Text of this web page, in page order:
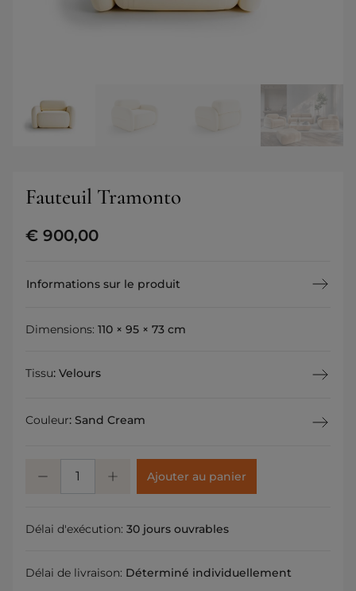
Fauteuil Tramonto
€ 900,00
Informations sur le produit
Dimensions: 110 × 95 × 73 cm
Tissu: Velours
Couleur: Sand Cream
Ajouter au panier
Délai d'exécution: 30 jours ouvrables
Délai de livraison: Déterminé individuellement